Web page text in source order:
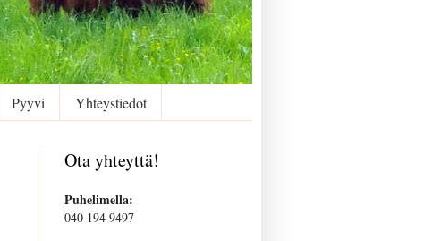
Pyyvi Yhteystiedot
Ota yhteyttä!
Puhelimella:
040 194 9497